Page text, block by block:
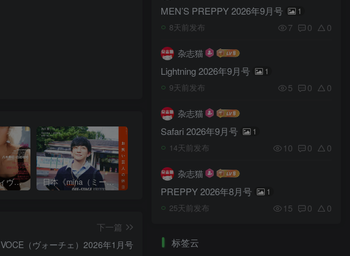
日本《ViVi（ヴィヴィ）》女性流行时尚杂志 PDF电子版【2024年·全年订阅】 日本《mina（ミーナ）》女性流行时尚杂志 PDF电子版【2025年·全年订阅】
下一篇
VOCE（ヴォーチェ）2026年1月号
MEN’S PREPPY 2026年9月号 1
8天前发布 7 0 0
杂志猫
Lightning 2026年9月号 1
9天前发布 5 0 0
杂志猫
Safari 2026年9月号 1
14天前发布 10 0 0
杂志猫
PREPPY 2026年8月号 1
25天前发布 15 0 0
标签云